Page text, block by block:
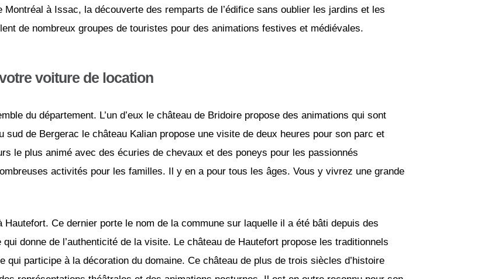
à Issac, la découverte des remparts de l’édifice sans oublier les jardins et les
de nombreux groupes de touristes pour des animations festives et médiévales.
voiture de location
du département. L’un d’eux le château de Bridoire propose des animations qui sont
de Bergerac le château Kalian propose une visite de deux heures pour son parc et
le plus animé avec des écuries de chevaux et des poneys pour les passionnés
activités pour les familles. Il y en a pour tous les âges. Vous y vivrez une grande
Ce dernier porte le nom de la commune sur laquelle il a été bâti depuis des
donne de l’authenticité de la visite. Le château de Hautefort propose les traditionnels
participe à la décoration du domaine. Ce château de plus de trois siècles d’histoire